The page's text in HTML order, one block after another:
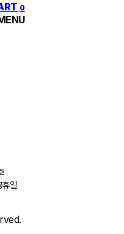
0
일